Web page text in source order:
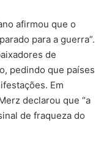
afirmou que o
para a guerra”.
de
pedindo que países
Em
declarou que “a
de fraqueza do